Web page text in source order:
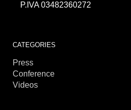
P.IVA 03482360272
CATEGORIES
Press
Conference
Videos